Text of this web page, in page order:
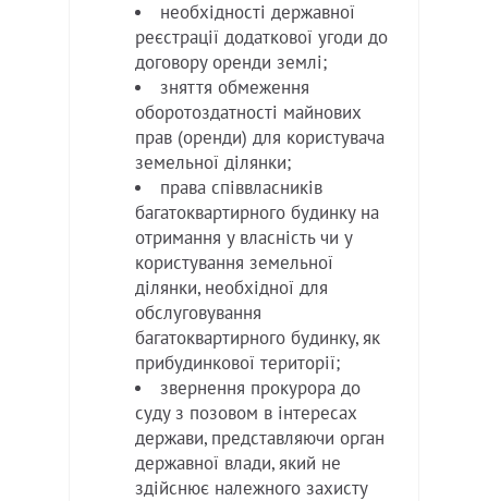
необхідності державної
реєстрації додаткової угоди до
договору оренди землі;
зняття обмеження
оборотоздатності майнових
прав (оренди) для користувача
земельної ділянки;
права співвласників
багатоквартирного будинку на
отримання у власність чи у
користування земельної
ділянки, необхідної для
обслуговування
багатоквартирного будинку, як
прибудинкової території;
звернення прокурора до
суду з позовом в інтересах
держави, представляючи орган
державної влади, який не
здійснює належного захисту